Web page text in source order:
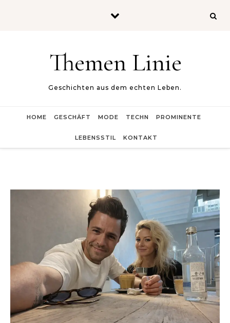
Themen Linie
Geschichten aus dem echten Leben.
HOME GESCHÄFT MODE TECHN PROMINENTE
LEBENSSTIL KONTAKT